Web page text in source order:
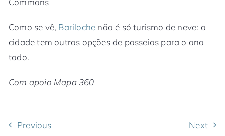
Como se vê, Bariloche não é só turismo de neve: a
cidade tem outras opções de passeios para o ano
todo.
Com apoio Mapa 360
Previous Next